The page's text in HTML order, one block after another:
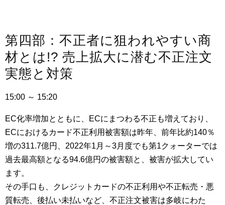
第四部：不正者に狙われやすい商
材とは!? 売上拡大に潜む不正注文
実態と対策
15:00 ～ 15:20
EC化率増加とともに、ECにまつわる不正も増えており、
ECにおけるカード不正利用被害額は昨年、前年比約140％
増の311.7億円、2022年1月～3月度でも第1クォーターでは
過去最高額となる94.6億円の被害額と、被害が拡大してい
ます。
その手口も、クレジットカードの不正利用や不正転売・悪
質転売、後払い未払いなど、不正注文被害は多岐にわた